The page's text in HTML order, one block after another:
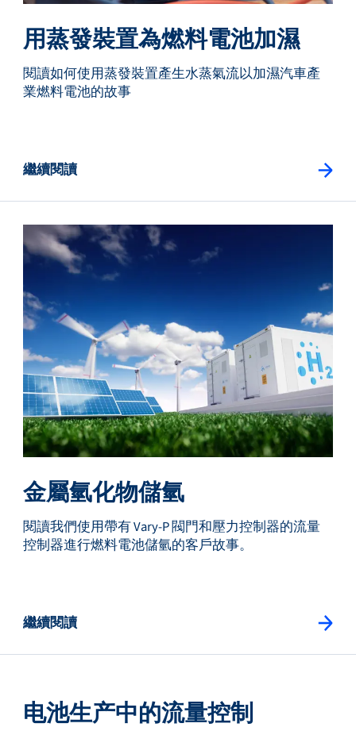
用蒸發裝置為燃料電池加濕
閱讀如何使用蒸發裝置產生水蒸氣流以加濕汽車產
業燃料電池的故事
繼續閱讀
金屬氫化物儲氫
閱讀我們使用帶有 Vary-P 閥門和壓力控制器的流量
控制器進行燃料電池儲氫的客戶故事。
繼續閱讀
电池生产中的流量控制